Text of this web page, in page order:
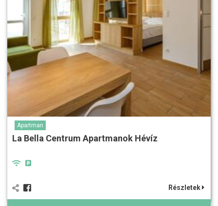
Apartman
La Bella Centrum Apartmanok Hévíz
Részletek